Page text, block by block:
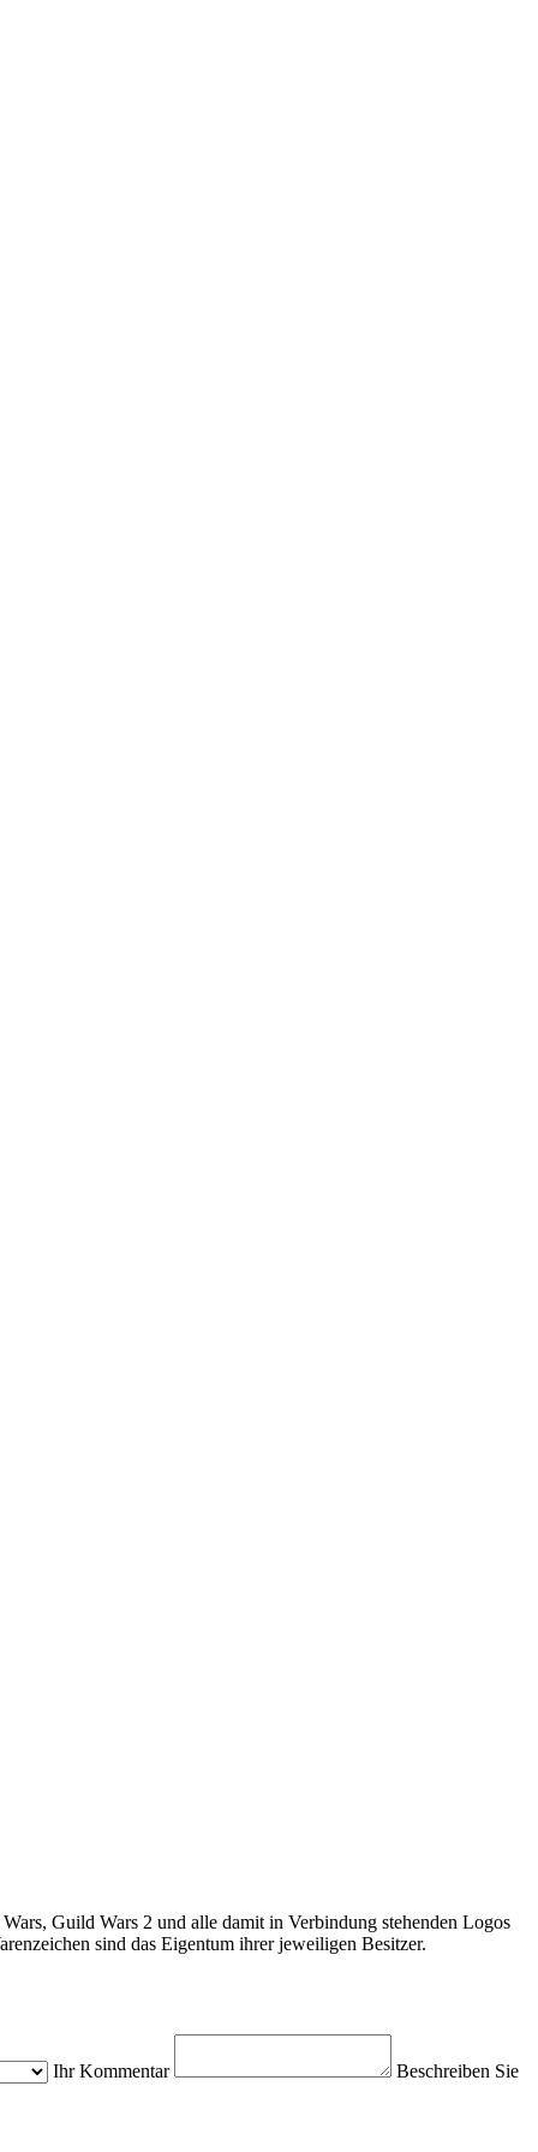
Guild Wars 2 und alle damit in Verbindung stehenden Logos
sind das Eigentum ihrer jeweiligen Besitzer.
Ihr Kommentar Beschreiben Sie